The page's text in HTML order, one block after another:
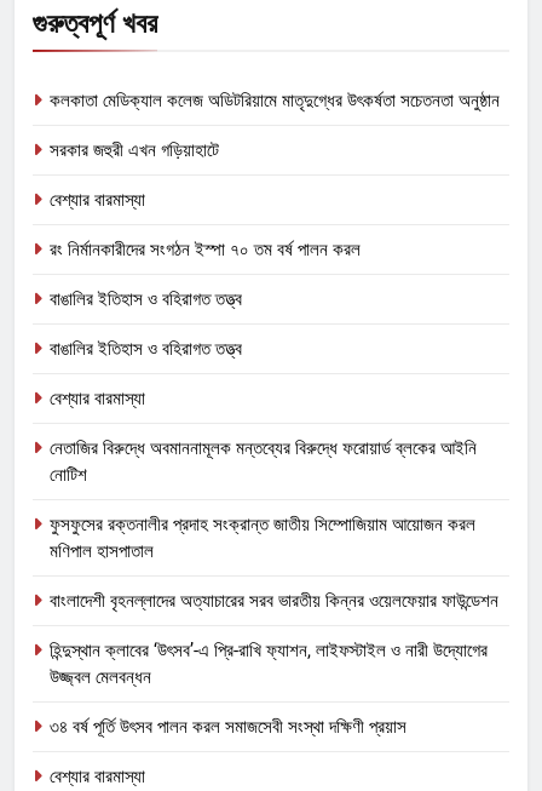
গুরুত্বপূর্ণ খবর
কলকাতা মেডিক্যাল কলেজ অডিটরিয়ামে মাতৃদুগ্ধের উৎকর্ষতা সচেতনতা অনুষ্ঠান
সরকার জহুরী এখন গড়িয়াহাটে
বেশ্যার বারমাস্যা
রং নির্মানকারীদের সংগঠন ইস্পা ৭০ তম বর্ষ পালন করল
বাঙালির ইতিহাস ও বহিরাগত তত্ত্ব
বাঙালির ইতিহাস ও বহিরাগত তত্ত্ব
বেশ্যার বারমাস্যা
নেতাজির বিরুদ্ধে অবমাননামূলক মন্তব্যের বিরুদ্ধে ফরোয়ার্ড ব্লকের আইনি
নোটিশ
ফুসফুসের রক্তনালীর প্রদাহ সংক্রান্ত জাতীয় সিম্পোজিয়াম আয়োজন করল
মণিপাল হাসপাতাল
বাংলাদেশী বৃহনল্লাদের অত্যাচারের সরব ভারতীয় কিন্নর ওয়েলফেয়ার ফাউন্ডেশন
হিন্দুস্থান ক্লাবের ‘উৎসব’-এ প্রি-রাখি ফ্যাশন, লাইফস্টাইল ও নারী উদ্যোগের
উজ্জ্বল মেলবন্ধন
৩৪ বর্ষ পূর্তি উৎসব পালন করল সমাজসেবী সংস্থা দক্ষিণী প্রয়াস
বেশ্যার বারমাস্যা